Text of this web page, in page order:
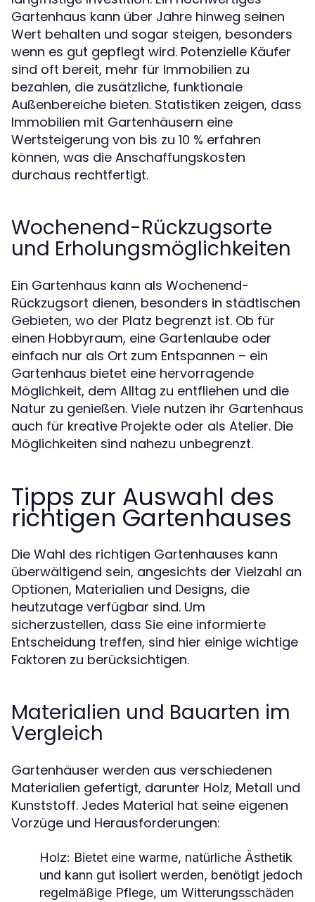
Gartenhaus kann über Jahre hinweg seinen
Wert behalten und sogar steigen, besonders
wenn es gut gepflegt wird. Potenzielle Käufer
sind oft bereit, mehr für Immobilien zu
bezahlen, die zusätzliche, funktionale
Außenbereiche bieten. Statistiken zeigen, dass
Immobilien mit Gartenhäusern eine
Wertsteigerung von bis zu 10 % erfahren
können, was die Anschaffungskosten
durchaus rechtfertigt.
Wochenend-Rückzugsorte
und Erholungsmöglichkeiten
Ein Gartenhaus kann als Wochenend-
Rückzugsort dienen, besonders in städtischen
Gebieten, wo der Platz begrenzt ist. Ob für
einen Hobbyraum, eine Gartenlaube oder
einfach nur als Ort zum Entspannen – ein
Gartenhaus bietet eine hervorragende
Möglichkeit, dem Alltag zu entfliehen und die
Natur zu genießen. Viele nutzen ihr Gartenhaus
auch für kreative Projekte oder als Atelier. Die
Möglichkeiten sind nahezu unbegrenzt.
Tipps zur Auswahl des
richtigen Gartenhauses
Die Wahl des richtigen Gartenhauses kann
überwältigend sein, angesichts der Vielzahl an
Optionen, Materialien und Designs, die
heutzutage verfügbar sind. Um
sicherzustellen, dass Sie eine informierte
Entscheidung treffen, sind hier einige wichtige
Faktoren zu berücksichtigen.
Materialien und Bauarten im
Vergleich
Gartenhäuser werden aus verschiedenen
Materialien gefertigt, darunter Holz, Metall und
Kunststoff. Jedes Material hat seine eigenen
Vorzüge und Herausforderungen:
Holz: Bietet eine warme, natürliche Ästhetik
und kann gut isoliert werden, benötigt jedoch
regelmäßige Pflege, um Witterungsschäden